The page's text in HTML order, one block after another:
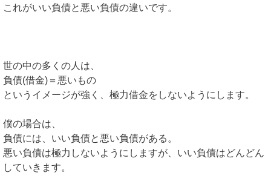
これがいい負債と悪い負債の違いです。
世の中の多くの人は、
負債(借金)＝悪いもの
というイメージが強く、極力借金をしないようにします。
僕の場合は、
負債には、いい負債と悪い負債がある。
悪い負債は極力しないようにしますが、いい負債はどんどん
していきます。